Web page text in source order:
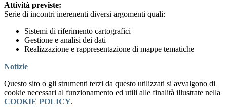
Attività previste:
Serie di incontri inerenenti diversi argomenti quali:
Sistemi di riferimento cartografici
Gestione e analisi dei dati
Realizzazione e rappresentazione di mappe tematiche
Notizie
Questo sito o gli strumenti terzi da questo utilizzati si avvalgono di
cookie necessari al funzionamento ed utili alle finalità illustrate nella
COOKIE POLICY.